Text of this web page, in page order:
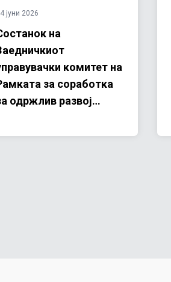
јуни 2026
на
комитет на
за соработка
одржлив развој
и Северна